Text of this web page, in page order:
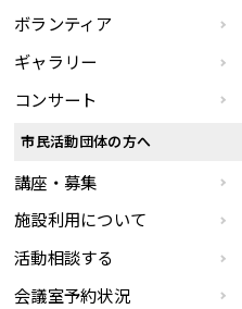
ボランティア
ギャラリー
コンサート
市民活動団体の方へ
講座・募集
施設利用について
活動相談する
会議室予約状況